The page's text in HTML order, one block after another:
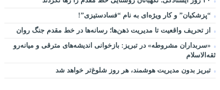
“پزشکیان” و کار ویژه‌ای به نام “فسادستیزی”!
از تحریف واقعیت تا مدیریت ذهن‌ها؛ رسانه‌ها در خط مقدم جنگ روان
«سربداران مشروطه» در تبریز: بازخوانی اندیشه‌های مترقی و میانه‌رو
ثقه‌الاسلام
تبریز بدون مدیریت هوشمند، هر روز شلوغ‌تر خواهد شد